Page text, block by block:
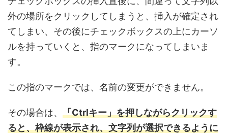
外の場所をクリックしてしまうと、挿入が確定され
てしまい、その後にチェックボックスの上にカーソ
ルを持っていくと、指のマークになってしまいま
す。
この指のマークでは、名前の変更ができません。
その場合は、 「Ctrlキー」を押しながらクリックす
ると、枠線が表示され、文字列が選択できるように